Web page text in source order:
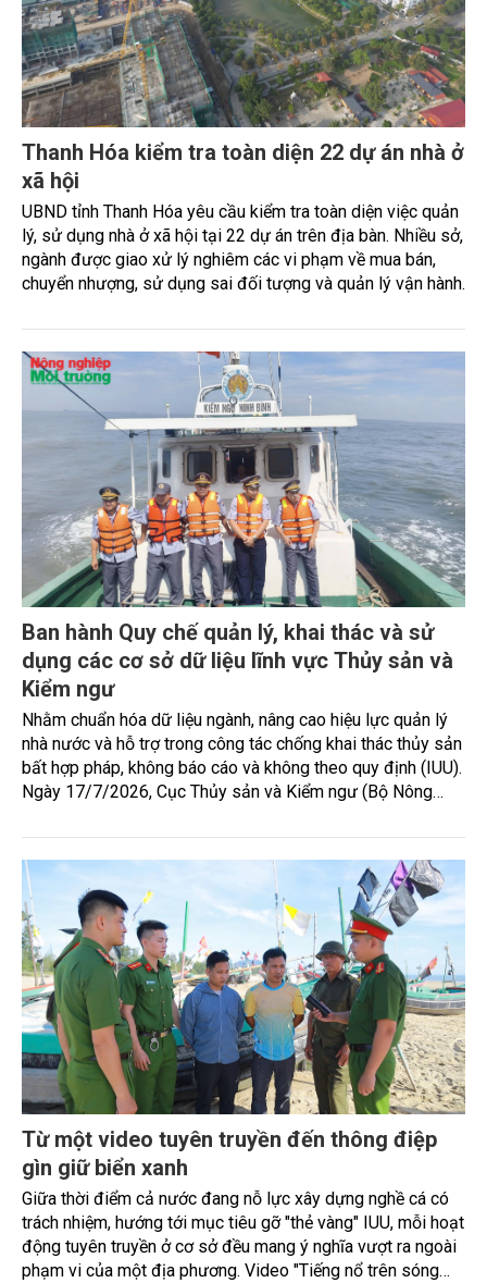
Thanh Hóa kiểm tra toàn diện 22 dự án nhà ở
xã hội
UBND tỉnh Thanh Hóa yêu cầu kiểm tra toàn diện việc quản
lý, sử dụng nhà ở xã hội tại 22 dự án trên địa bàn. Nhiều sở,
ngành được giao xử lý nghiêm các vi phạm về mua bán,
chuyển nhượng, sử dụng sai đối tượng và quản lý vận hành.
Ban hành Quy chế quản lý, khai thác và sử
dụng các cơ sở dữ liệu lĩnh vực Thủy sản và
Kiểm ngư
Nhằm chuẩn hóa dữ liệu ngành, nâng cao hiệu lực quản lý
nhà nước và hỗ trợ trong công tác chống khai thác thủy sản
bất hợp pháp, không báo cáo và không theo quy định (IUU).
Ngày 17/7/2026, Cục Thủy sản và Kiểm ngư (Bộ Nông
ban hành Quy chế quản lý, khai thác và sử dụng các cơ sở
dữ liệu lĩnh vực Thủy sản và Kiểm ngư (Quy chế).
Từ một video tuyên truyền đến thông điệp
gìn giữ biển xanh
Giữa thời điểm cả nước đang nỗ lực xây dựng nghề cá có
trách nhiệm, hướng tới mục tiêu gỡ "thẻ vàng" IUU, mỗi hoạt
động tuyên truyền ở cơ sở đều mang ý nghĩa vượt ra ngoài
phạm vi của một địa phương. Video "Tiếng nổ trên sóng